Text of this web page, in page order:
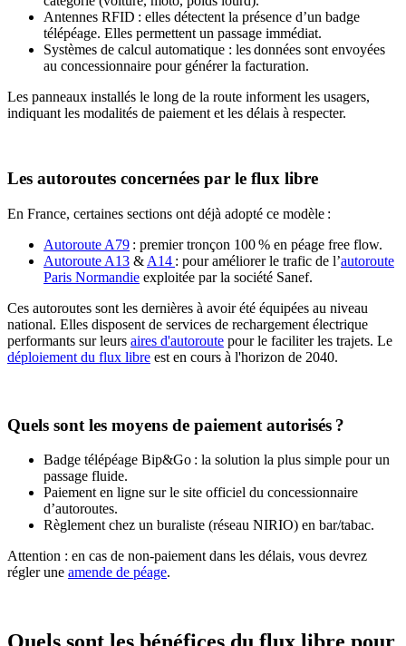
Antennes RFID : elles détectent la présence d’un badge
télépéage. Elles permettent un passage immédiat.
Systèmes de calcul automatique : les données sont envoyées
au concessionnaire pour générer la facturation.
Les panneaux installés le long de la route informent les usagers,
indiquant les modalités de paiement et les délais à respecter.
Les autoroutes concernées par le flux libre
En France, certaines sections ont déjà adopté ce modèle :
Autoroute A79 : premier tronçon 100 % en péage free flow.
Autoroute A13 & A14 : pour améliorer le trafic de l’autoroute
Paris Normandie exploitée par la société Sanef.
Ces autoroutes sont les dernières à avoir été équipées au niveau
national. Elles disposent de services de rechargement électrique
performants sur leurs aires d'autoroute pour le faciliter les trajets. Le
déploiement du flux libre est en cours à l'horizon de 2040.
Quels sont les moyens de paiement autorisés ?
Badge télépéage Bip&Go : la solution la plus simple pour un
passage fluide.
Paiement en ligne sur le site officiel du concessionnaire
d’autoroutes.
Règlement chez un buraliste (réseau NIRIO) en bar/tabac.
Attention : en cas de non-paiement dans les délais, vous devrez
régler une amende de péage.